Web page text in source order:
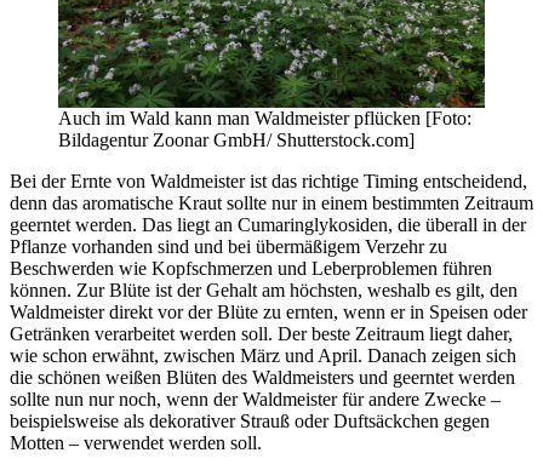
Auch im Wald kann man Waldmeister pflücken [Foto:
Bildagentur Zoonar GmbH/ Shutterstock.com]
Bei der Ernte von Waldmeister ist das richtige Timing entscheidend,
denn das aromatische Kraut sollte nur in einem bestimmten Zeitraum
geerntet werden. Das liegt an Cumaringlykosiden, die überall in der
Pflanze vorhanden sind und bei übermäßigem Verzehr zu
Beschwerden wie Kopfschmerzen und Leberproblemen führen
können. Zur Blüte ist der Gehalt am höchsten, weshalb es gilt, den
Waldmeister direkt vor der Blüte zu ernten, wenn er in Speisen oder
Getränken verarbeitet werden soll. Der beste Zeitraum liegt daher,
wie schon erwähnt, zwischen März und April. Danach zeigen sich
die schönen weißen Blüten des Waldmeisters und geerntet werden
sollte nun nur noch, wenn der Waldmeister für andere Zwecke –
beispielsweise als dekorativer Strauß oder Duftsäckchen gegen
Motten – verwendet werden soll.